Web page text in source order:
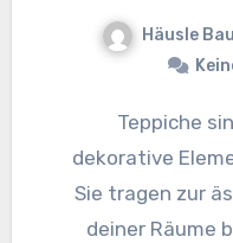
Häusle
Teppiche sind weit mehr als nur
dekorative
Sie tragen zur
deiner Räume